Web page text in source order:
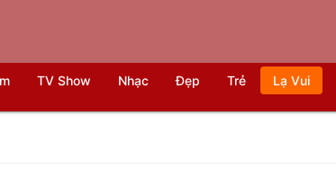
TV Show Nhạc Đẹp Trẻ Lạ Vui